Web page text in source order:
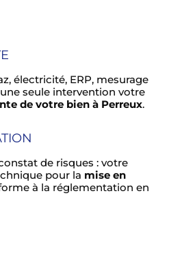
électricité, ERP, mesurage
seule intervention votre
de votre bien à Perreux.
de risques : votre
pour la mise en
à la réglementation en